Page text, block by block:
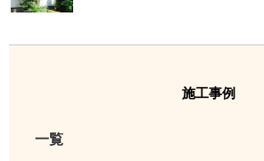
施工事例
一覧